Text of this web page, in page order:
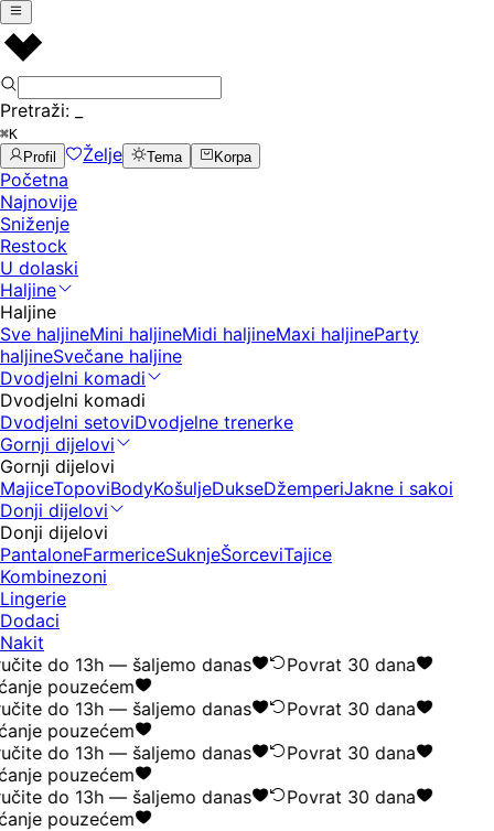
Pretraži:
⌘K
Profil
Želje Tema Korpa
Početna
Najnovije
Sniženje
Restock
U dolaski
Haljine
Haljine
Sve haljineMini haljineMidi haljineMaxi haljineParty
haljineSvečane haljine
Dvodjelni komadi
Dvodjelni komadi
Dvodjelni setoviDvodjelne trenerke
Gornji dijelovi
Gornji dijelovi
MajiceTopoviBodyKošuljeDukseDžemperiJakne i sakoi
Donji dijelovi
Donji dijelovi
PantaloneFarmericeSuknjeŠorceviTajice
Kombinezoni
Lingerie
Dodaci
Nakit
do 13h — šaljemo danas
Povrat 30 dana
pouzećem
do 13h — šaljemo danas
Povrat 30 dana
pouzećem
do 13h — šaljemo danas
Povrat 30 dana
pouzećem
do 13h — šaljemo danas
Povrat 30 dana
pouzećem